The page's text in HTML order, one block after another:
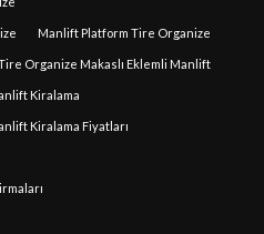
Manlift Platform Tire Organize
Organize Makaslı Eklemli Manlift
Kiralama
Kiralama Fiyatları